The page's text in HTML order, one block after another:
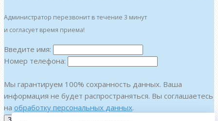
Администратор перезвонит в течение 3 минут
и согласует время приема!
Введите имя:
Номер телефона:
Мы гарантируем 100% сохранность данных. Ваша
информация не будет распространяться. Вы соглашаетесь
на обработку персональных данных.